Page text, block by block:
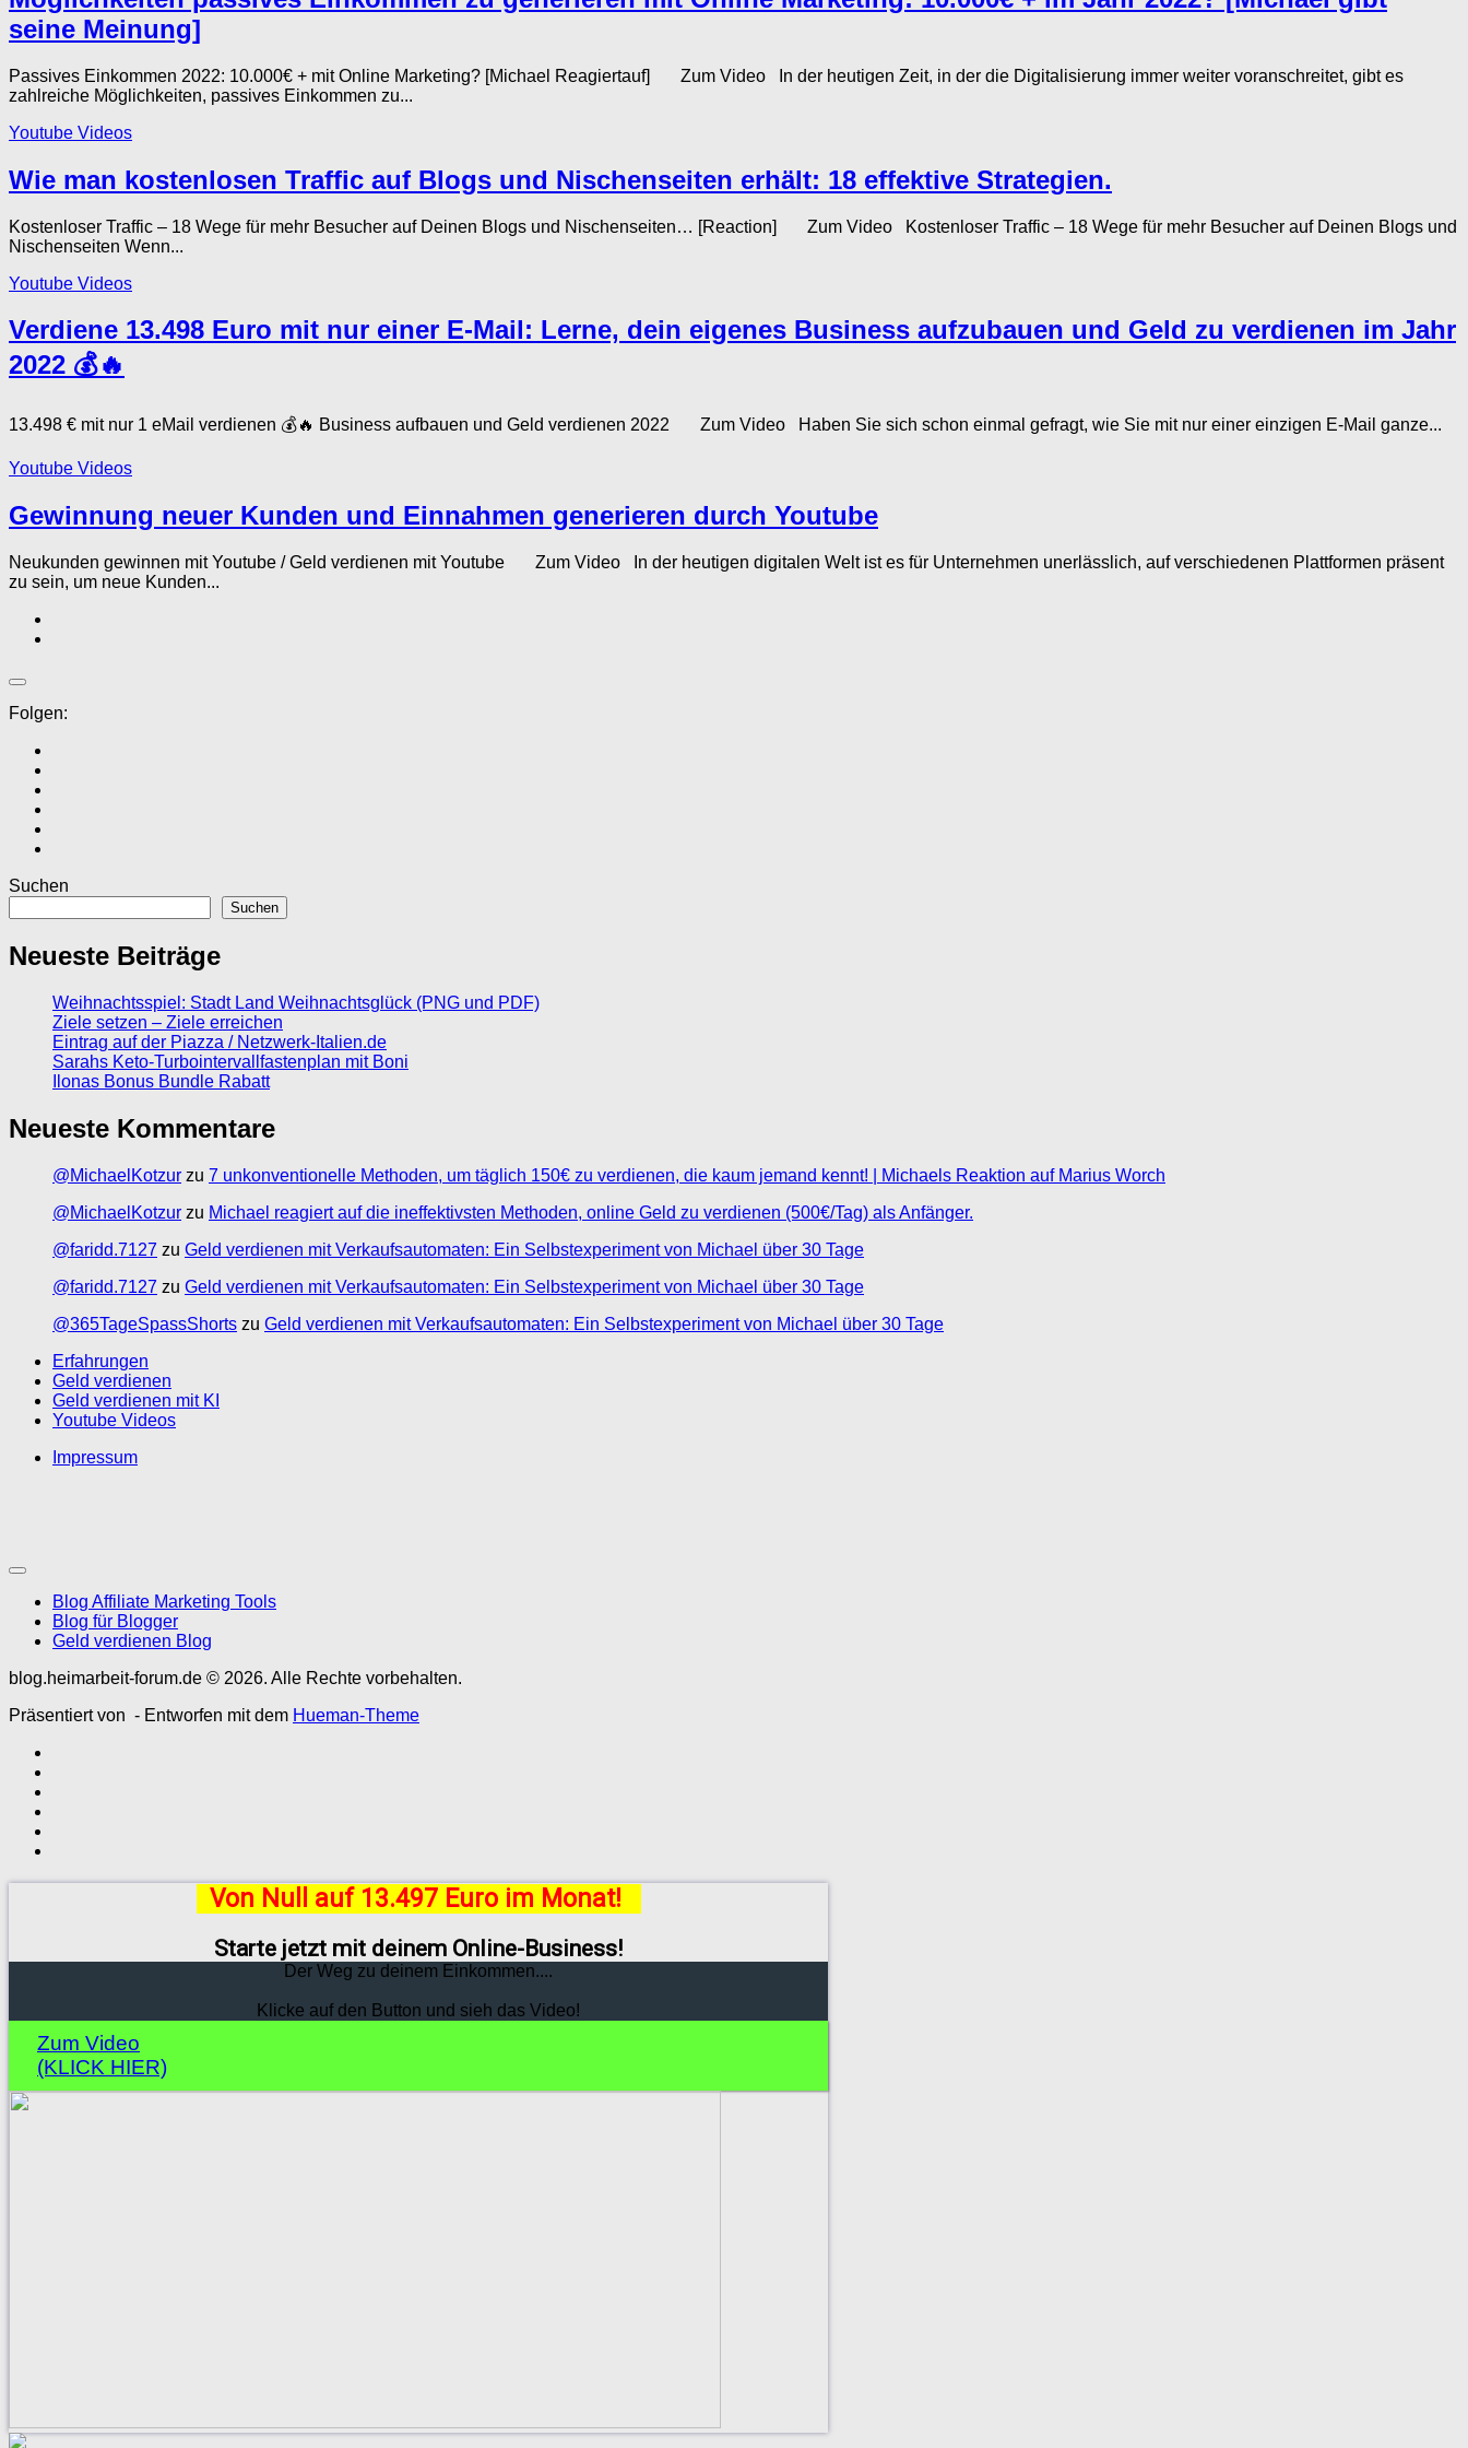
seine Meinung]
Passives Einkommen 2022: 10.000€ + mit Online Marketing? [Michael Reagiertauf] Zum Video In der heutigen Zeit, in der die Digitalisierung immer weiter voranschreitet, gibt es
zahlreiche Möglichkeiten, passives Einkommen zu...
Youtube Videos
Wie man kostenlosen Traffic auf Blogs und Nischenseiten erhält: 18 effektive Strategien.
Kostenloser Traffic – 18 Wege für mehr Besucher auf Deinen Blogs und Nischenseiten… [Reaction] Zum Video Kostenloser Traffic – 18 Wege für mehr Besucher auf Deinen Blogs und
Nischenseiten Wenn...
Youtube Videos
Verdiene 13.498 Euro mit nur einer E-Mail: Lerne, dein eigenes Business aufzubauen und Geld zu verdienen im Jahr
2022 💰🔥
13.498 € mit nur 1 eMail verdienen 💰🔥 Business aufbauen und Geld verdienen 2022 Zum Video Haben Sie sich schon einmal gefragt, wie Sie mit nur einer einzigen E-Mail ganze...
Youtube Videos
Gewinnung neuer Kunden und Einnahmen generieren durch Youtube
Neukunden gewinnen mit Youtube / Geld verdienen mit Youtube Zum Video In der heutigen digitalen Welt ist es für Unternehmen unerlässlich, auf verschiedenen Plattformen präsent
zu sein, um neue Kunden...
Folgen:
Suchen
Suchen
Neueste Beiträge
Weihnachtsspiel: Stadt Land Weihnachtsglück (PNG und PDF)
Ziele setzen – Ziele erreichen
Eintrag auf der Piazza / Netzwerk-Italien.de
Sarahs Keto-Turbointervallfastenplan mit Boni
Ilonas Bonus Bundle Rabatt
Neueste Kommentare
@MichaelKotzur zu 7 unkonventionelle Methoden, um täglich 150€ zu verdienen, die kaum jemand kennt! | Michaels Reaktion auf Marius Worch
@MichaelKotzur zu Michael reagiert auf die ineffektivsten Methoden, online Geld zu verdienen (500€/Tag) als Anfänger.
@faridd.7127 zu Geld verdienen mit Verkaufsautomaten: Ein Selbstexperiment von Michael über 30 Tage
@faridd.7127 zu Geld verdienen mit Verkaufsautomaten: Ein Selbstexperiment von Michael über 30 Tage
@365TageSpassShorts zu Geld verdienen mit Verkaufsautomaten: Ein Selbstexperiment von Michael über 30 Tage
Erfahrungen
Geld verdienen
Geld verdienen mit KI
Youtube Videos
Impressum
Blog Affiliate Marketing Tools
Blog für Blogger
Geld verdienen Blog
blog.heimarbeit-forum.de © 2026. Alle Rechte vorbehalten.
Präsentiert von - Entworfen mit dem Hueman-Theme
Von Null auf 13.497 Euro im Monat!
Starte jetzt mit deinem Online-Business!
Der Weg zu deinem Einkommen....
Klicke auf den Button und sieh das Video!
Zum Video
(KLICK HIER)